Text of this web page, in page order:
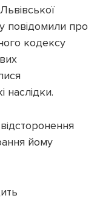
повідомили про
кодексу
наслідки.
йому